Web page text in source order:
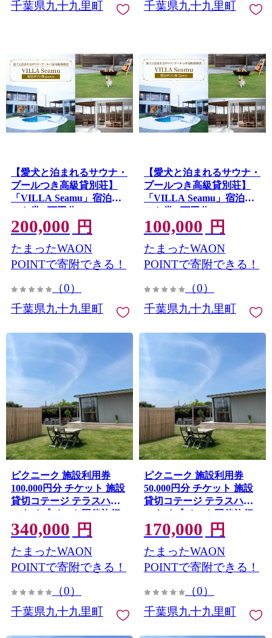
千葉県九十九里町
千葉県九十九里町
【愛犬と泊まれるサウナ・
プールつき高級貸別荘】
「VILLA Seamu」宿泊ギ
フト券 6万円分
200,000 円
たまったWAON
POINTで寄附できる！
（0）
千葉県九十九里町
【愛犬と泊まれるサウナ・
プールつき高級貸別荘】
「VILLA Seamu」宿泊ギ
フト券 3万円分
100,000 円
たまったWAON
POINTで寄附できる！
（0）
千葉県九十九里町
ピクニーク 施設利用券
100,000円分 チケット 施設
貸切コテージ テラスハウ
スタイプ ペット同伴旅行
ドッグラン付 バーベキュ
ー 真亀海岸 千葉県 九十九
里町
340,000 円
たまったWAON
POINTで寄附できる！
（0）
千葉県九十九里町
ピクニーク 施設利用券
50,000円分 チケット 施設
貸切コテージ テラスハウ
スタイプ ペット同伴旅行
ドッグラン付 バーベキュ
ー 真亀海岸 千葉県 九十九
里町
170,000 円
たまったWAON
POINTで寄附できる！
（0）
千葉県九十九里町